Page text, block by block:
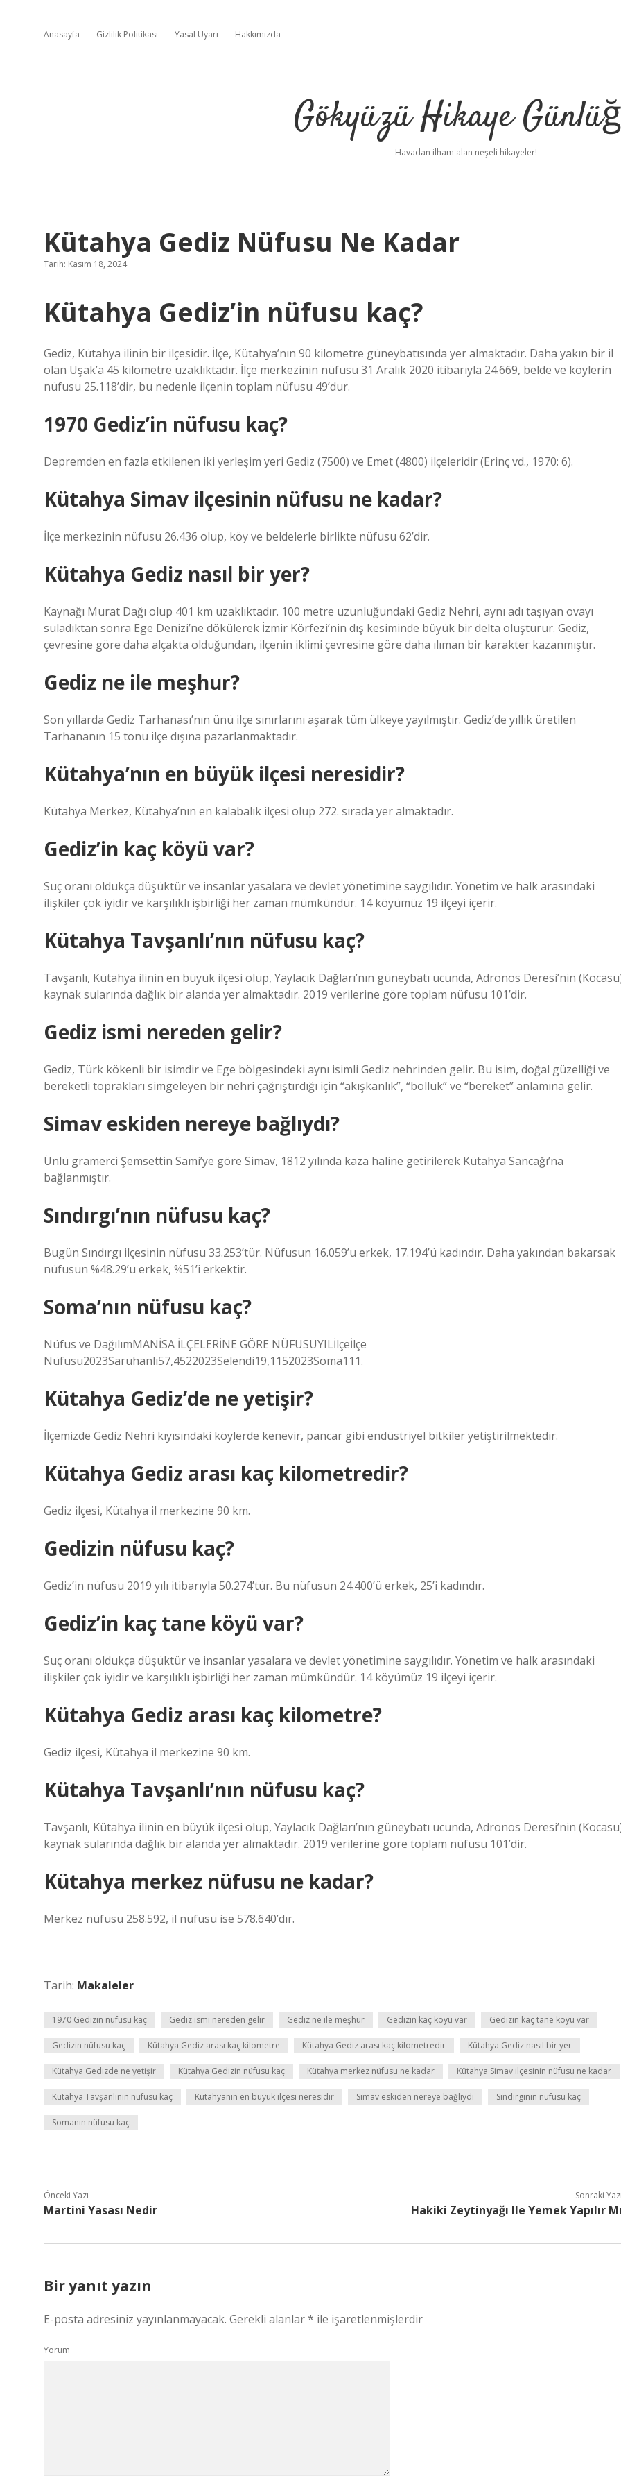
Anasayfa Gizlilik Politikası Yasal Uyarı Hakkımızda
Gökyüzü Hikaye
Havadan ilham alan neşeli hikayeler!
Kütahya Gediz Nüfusu Ne Kadar
Tarih: Kasım 18, 2024
Kütahya Gediz’in nüfusu kaç?
Gediz, Kütahya ilinin bir ilçesidir. İlçe, Kütahya’nın 90 kilometre güneybatısında yer almaktadır. Daha yakın bir il
olan Uşak’a 45 kilometre uzaklıktadır. İlçe merkezinin nüfusu 31 Aralık 2020 itibarıyla 24.669, belde ve köylerin
nüfusu 25.118’dir, bu nedenle ilçenin toplam nüfusu 49’dur.
1970 Gediz’in nüfusu kaç?
Depremden en fazla etkilenen iki yerleşim yeri Gediz (7500) ve Emet (4800) ilçeleridir (Erinç vd., 1970: 6).
Kütahya Simav ilçesinin nüfusu ne kadar?
İlçe merkezinin nüfusu 26.436 olup, köy ve beldelerle birlikte nüfusu 62’dir.
Kütahya Gediz nasıl bir yer?
Kaynağı Murat Dağı olup 401 km uzaklıktadır. 100 metre uzunluğundaki Gediz Nehri, aynı adı taşıyan ovayı
suladıktan sonra Ege Denizi’ne dökülerek İzmir Körfezi’nin dış kesiminde büyük bir delta oluşturur. Gediz,
çevresine göre daha alçakta olduğundan, ilçenin iklimi çevresine göre daha ılıman bir karakter kazanmıştır.
Gediz ne ile meşhur?
Son yıllarda Gediz Tarhanası’nın ünü ilçe sınırlarını aşarak tüm ülkeye yayılmıştır. Gediz’de yıllık üretilen
Tarhananın 15 tonu ilçe dışına pazarlanmaktadır.
Kütahya’nın en büyük ilçesi neresidir?
Kütahya Merkez, Kütahya’nın en kalabalık ilçesi olup 272. sırada yer almaktadır.
Gediz’in kaç köyü var?
Suç oranı oldukça düşüktür ve insanlar yasalara ve devlet yönetimine saygılıdır. Yönetim ve halk arasındaki
ilişkiler çok iyidir ve karşılıklı işbirliği her zaman mümkündür. 14 köyümüz 19 ilçeyi içerir.
Kütahya Tavşanlı’nın nüfusu kaç?
Tavşanlı, Kütahya ilinin en büyük ilçesi olup, Yaylacık Dağları’nın güneybatı ucunda, Adronos Deresi’nin
kaynak sularında dağlık bir alanda yer almaktadır. 2019 verilerine göre toplam nüfusu 101’dir.
Gediz ismi nereden gelir?
Gediz, Türk kökenli bir isimdir ve Ege bölgesindeki aynı isimli Gediz nehrinden gelir. Bu isim, doğal güzelliği ve
bereketli toprakları simgeleyen bir nehri çağrıştırdığı için “akışkanlık”, “bolluk” ve “bereket” anlamına gelir.
Simav eskiden nereye bağlıydı?
Ünlü gramerci Şemsettin Sami’ye göre Simav, 1812 yılında kaza haline getirilerek Kütahya Sancağı’na
bağlanmıştır.
Sındırgı’nın nüfusu kaç?
Bugün Sındırgı ilçesinin nüfusu 33.253’tür. Nüfusun 16.059’u erkek, 17.194’ü kadındır. Daha yakından bakarsak
nüfusun %48.29’u erkek, %51’i erkektir.
Soma’nın nüfusu kaç?
Nüfus ve DağılımMANİSA İLÇELERİNE GÖRE NÜFUSUYILİlçeİlçe
Nüfusu2023Saruhanlı57,4522023Selendi19,1152023Soma111.
Kütahya Gediz’de ne yetişir?
İlçemizde Gediz Nehri kıyısındaki köylerde kenevir, pancar gibi endüstriyel bitkiler yetiştirilmektedir.
Kütahya Gediz arası kaç kilometredir?
Gediz ilçesi, Kütahya il merkezine 90 km.
Gedizin nüfusu kaç?
Gediz’in nüfusu 2019 yılı itibarıyla 50.274’tür. Bu nüfusun 24.400’ü erkek, 25’i kadındır.
Gediz’in kaç tane köyü var?
Suç oranı oldukça düşüktür ve insanlar yasalara ve devlet yönetimine saygılıdır. Yönetim ve halk arasındaki
ilişkiler çok iyidir ve karşılıklı işbirliği her zaman mümkündür. 14 köyümüz 19 ilçeyi içerir.
Kütahya Gediz arası kaç kilometre?
Gediz ilçesi, Kütahya il merkezine 90 km.
Kütahya Tavşanlı’nın nüfusu kaç?
Tavşanlı, Kütahya ilinin en büyük ilçesi olup, Yaylacık Dağları’nın güneybatı ucunda, Adronos Deresi’nin
kaynak sularında dağlık bir alanda yer almaktadır. 2019 verilerine göre toplam nüfusu 101’dir.
Kütahya merkez nüfusu ne kadar?
Merkez nüfusu 258.592, il nüfusu ise 578.640’dır.
Tarih: Makaleler
1970 Gedizin nüfusu kaç Gediz ismi nereden gelir Gediz ne ile meşhur Gedizin kaç köyü var Gedizin kaç tane köyü var
Gedizin nüfusu kaç Kütahya Gediz arası kaç kilometre Kütahya Gediz arası kaç kilometredir Kütahya Gediz nasıl bir yer
Kütahya Gedizde ne yetişir Kütahya Gedizin nüfusu kaç Kütahya merkez nüfusu ne kadar Kütahya Simav ilçesinin nüfusu ne kadar
Kütahya Tavşanlının nüfusu kaç Kütahyanın en büyük ilçesi neresidir Simav eskiden nereye bağlıydı Sındırgının nüfusu kaç
Somanın nüfusu kaç
Önceki Yazı
Martini Yasası Nedir
Sonraki Yazı
Hakiki Zeytinyağı Ile Yemek Yapılır Mı
Bir yanıt yazın
E-posta adresiniz yayınlanmayacak. Gerekli alanlar* ile işaretlenmişlerdir
Yorum